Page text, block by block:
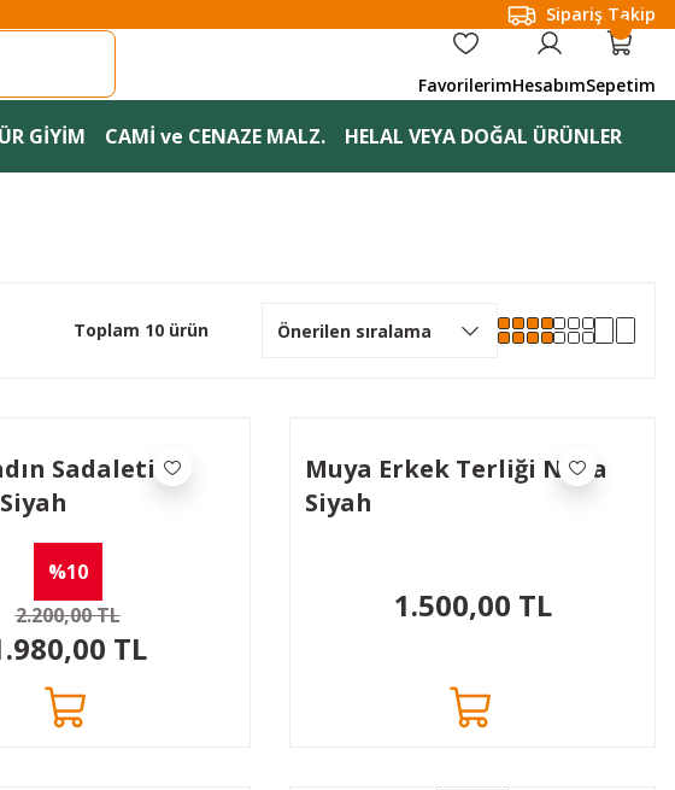
Sipariş Takip
FavorilerimHesabımSepetim
GİYİM CAMİ ve CENAZE MALZ. HELAL VEYA DOĞAL ÜRÜNLER
Toplam 10 ürün
Sadaleti
%10
2.200,00 TL
TL
Muya Erkek Terliği Nova
Siyah
1.500,00 TL